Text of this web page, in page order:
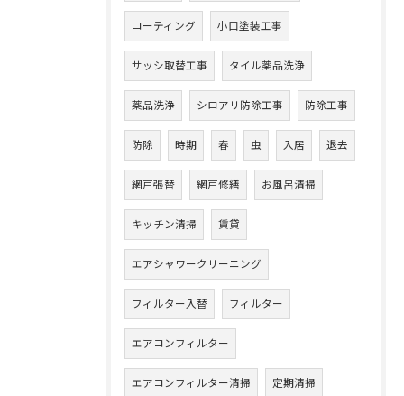
コーティング 小口塗装工事
サッシ取替工事 タイル薬品洗浄
薬品洗浄 シロアリ防除工事 防除工事
防除 時期 春 虫 入居 退去
網戸張替 網戸修繕 お風呂清掃
キッチン清掃 賃貸
エアシャワークリーニング
フィルター入替 フィルター
エアコンフィルター
エアコンフィルター清掃 定期清掃